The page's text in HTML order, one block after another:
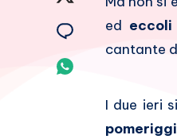
Facebook
Twitter
Condividi
Whatsapp
ed eccoli
cantante
I due ieri